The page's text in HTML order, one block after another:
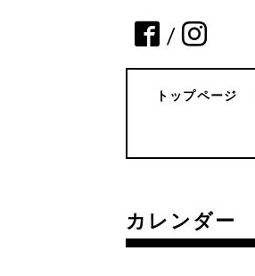
/
トップページ
カレンダー